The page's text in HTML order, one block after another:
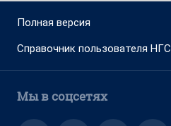
Полная версия
Справочник пользователя НГС
Мы в соцсетях